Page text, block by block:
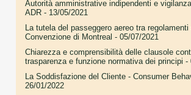
Autorità amministrative indipendenti e
ADR - 13/05/2021
La tutela del passeggero aereo tra
Convenzione di Montreal - 05/07/2021
Chiarezza e comprensibilità delle clausole
trasparenza e funzione normativa dei principi -
La Soddisfazione del Cliente - Consumer
26/01/2022